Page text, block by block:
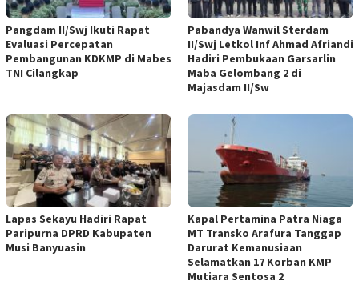
Pangdam II/Swj Ikuti Rapat
Evaluasi Percepatan
Pembangunan KDKMP di Mabes
TNI Cilangkap
Pabandya Wanwil Sterdam
II/Swj Letkol Inf Ahmad Afriandi
Hadiri Pembukaan Garsarlin
Maba Gelombang 2 di
Majasdam II/Sw
Lapas Sekayu Hadiri Rapat
Paripurna DPRD Kabupaten
Musi Banyuasin
Kapal Pertamina Patra Niaga
MT Transko Arafura Tanggap
Darurat Kemanusiaan
Selamatkan 17 Korban KMP
Mutiara Sentosa 2